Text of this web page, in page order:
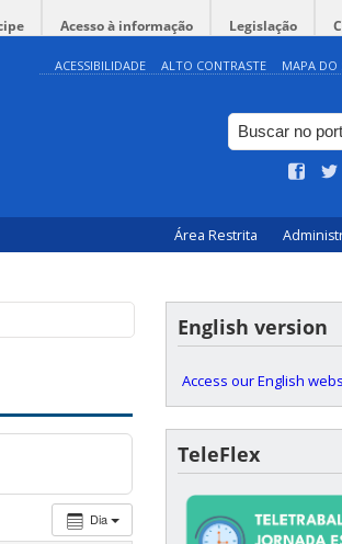
Acesso à informação Legislação
ACESSIBILIDADE ALTO CONTRASTE MAPA DO
Área Restrita
Dia
English version
Access our English
TeleFlex